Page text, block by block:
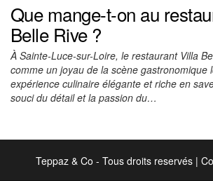
Que mange-t-on au
Belle Rive ?
À Sainte-Luce-sur-Loire, le restaurant Villa
comme un joyau de la scène gastronomique
expérience culinaire élégante et riche en
souci du détail et la passion du…
Teppaz & Co - Tous droits reservés |